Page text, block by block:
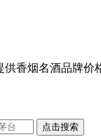
供香烟名酒品牌价